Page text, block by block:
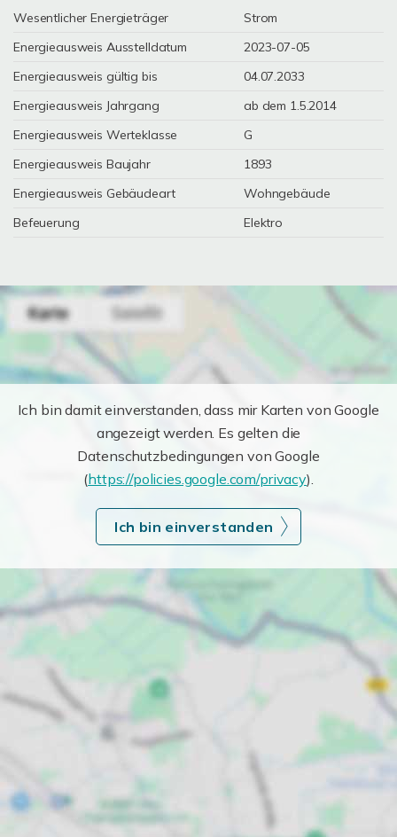
Wesentlicher Energieträger
Strom
Energieausweis Ausstelldatum
2023-07-05
Energieausweis gültig bis
04.07.2033
Energieausweis Jahrgang
ab dem 1.5.2014
Energieausweis Werteklasse
G
Energieausweis Baujahr
1893
Energieausweis Gebäudeart
Wohngebäude
Befeuerung
Elektro
Ich bin damit einverstanden, dass mir Karten von Google
angezeigt werden. Es gelten die
Datenschutzbedingungen von Google
(https://policies.google.com/privacy).
Ich bin einverstanden